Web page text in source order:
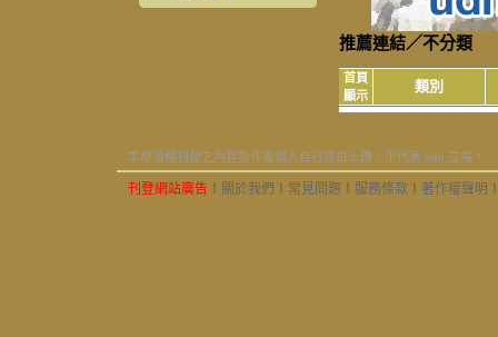
推薦連結／不分類
首頁
顯示
類別
本部落格刊登之內容為作者個人自行提供上傳，不代表 udn 立場。
刊登網站廣告 關於我們 常見問題 服務條款 著作權聲明